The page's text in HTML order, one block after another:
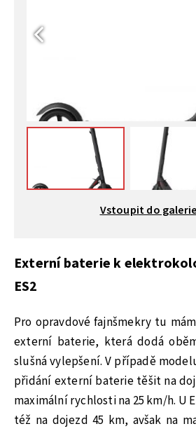
Vstoupit do galerie
Externí baterie k
ES2
Pro opravdové fajnšmekry tu
externí baterie, která dodá
slušná vylepšení. V případě
přidání externí baterie těšit na
maximální rychlosti na 25 km/h. U
též na dojezd 45 km, avšak na